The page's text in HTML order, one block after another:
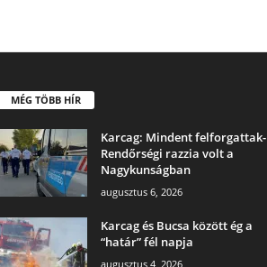
MÉG TÖBB HÍR
Karcag: Mindent felforgattak-
Rendőrségi razzia volt a
Nagykunságban
augusztus 6, 2026
Karcag és Bucsa között ég a
“határ” fél napja
augusztus 4, 2026